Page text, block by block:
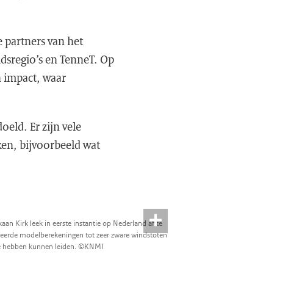
partners van het
en TenneT. Op
impact, waar
Er zijn vele
bijvoorbeeld wat
Kirk leek in eerste instantie op Nederland af te
modelberekeningen tot zeer zware windstoten
hebben kunnen leiden. ©KNMI